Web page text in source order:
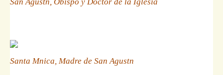
Santa Mnica, Madre de San Agustn